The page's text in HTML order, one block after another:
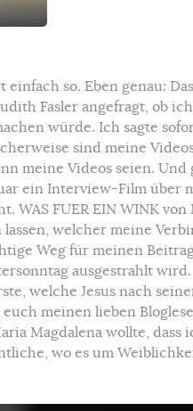
so. Eben genau:
Fasler angefragt, ob
würde. Ich sagte
sind meine
meine Videos seien. Und
ein Interview-Film über
WAS FUER EIN WINK
welcher meine
Weg für meinen
ausgestrahlt
welche Jesus nach
meinen lieben
Magdalena wollte,
wo es um